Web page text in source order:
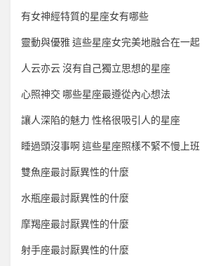
有女神經特質的星座女有哪些
靈動與優雅 這些星座女完美地融合在一起
人云亦云 沒有自己獨立思想的星座
心照神交 哪些星座最遵從內心想法
讓人深陷的魅力 性格很吸引人的星座
睡過頭沒事啊 這些星座照樣不緊不慢上班
雙魚座最討厭異性的什麼
水瓶座最討厭異性的什麼
摩羯座最討厭異性的什麼
射手座最討厭異性的什麼